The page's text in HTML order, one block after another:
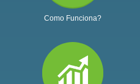
Como Funciona?